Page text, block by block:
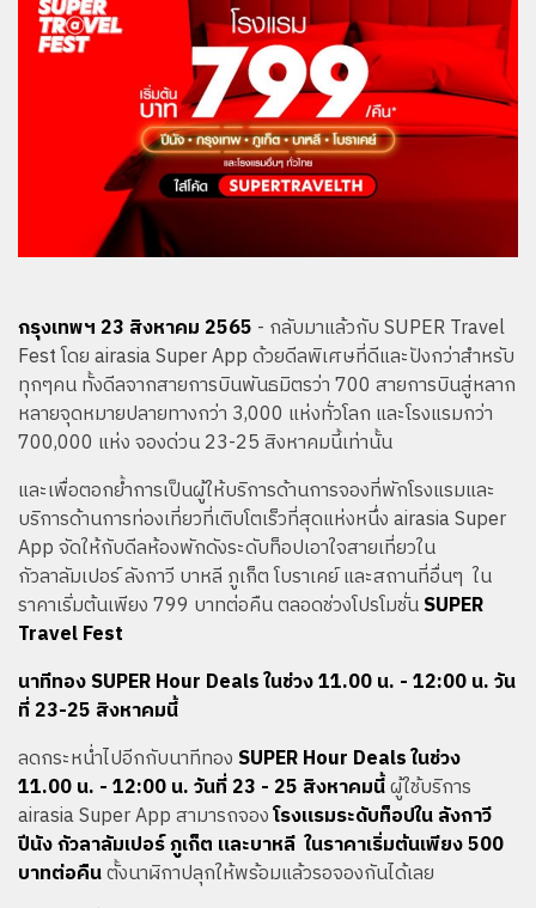
กรุงเทพฯ 23 สิงหาคม 2565 - กลับมาแล้วกับ SUPER Travel
Fest โดย airasia Super App ด้วยดีลพิเศษที่ดีและปังกว่าสำหรับ
ทุกๆคน ทั้งดีลจากสายการบินพันธมิตรว่า 700 สายการบินสู่หลาก
หลายจุดหมายปลายทางกว่า 3,000 แห่งทั่วโลก และโรงแรมกว่า
700,000 แห่ง จองด่วน 23-25 สิงหาคมนี้เท่านั้น
และเพื่อตอกย้ำการเป็นผู้ให้บริการด้านการจองที่พักโรงแรมและ
บริการด้านการท่องเที่ยวที่เติบโตเร็วที่สุดแห่งหนึ่ง airasia Super
App จัดให้กับดีลห้องพักดังระดับท็อปเอาใจสายเที่ยวใน
กัวลาลัมเปอร์ลังกาวี บาหลี ภูเก็ตโบราเคย์และสถานที่อื่นๆ ใน
ราคาเริ่มต้นเพียง 799 บาทต่อคืน ตลอดช่วงโปรโมชั่นSUPER
Travel Fest
นาทีทอง SUPER Hour Deals ในช่วง 11.00 น. - 12:00 น. วัน
ที่ 23-25 สิงหาคมนี้
ลดกระหน่ำไปอีกกับนาทีทองSUPER Hour Deals ในช่วง
11.00 น. - 12:00 น. วันที่ 23 - 25 สิงหาคมนี้ผู้ใช้บริการ
airasia Super App สามารถจองโรงแรมระดับท็อปใน ลังกาวี
ปีนัง กัวลาลัมเปอร์ ภูเก็ต และบาหลี ในราคาเริ่มต้นเพียง 500
บาทต่อคืนตั้งนาฬิกาปลุกให้พร้อมแล้วรอจองกันได้เลย